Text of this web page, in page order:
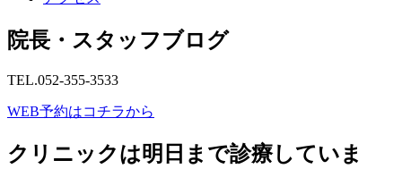
院長・スタッフブログ
TEL.052-355-3533
WEB予約はコチラから
クリニックは明日まで診療していま